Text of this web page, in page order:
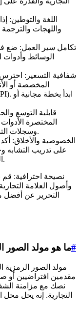
اللغة والتوطين:
واللهجات
تكامل سير العمل: ضع
الوسائط وأدوات
شفافية التسعير: احترس
المخصصة أو
قابلية التوسع
المختصرة
الموحد (SSO) وسجلات التدقيق وخيارات الامتثال.
الخصوصية والأخلاق:
على تدريب التشابه
الشخصية أو حالات الاستخدام المضللة.
وأصول العلامة
التحرير عن أفضل
ما هو مولد الصور#
مولد الصور الرمزية
مقدمين افتراضيين أو
نصك مع مزامنة
التجارية. إنه يحل محل